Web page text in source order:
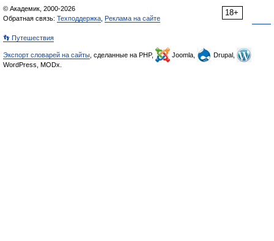
18+
© Академик, 2000-2026
Обратная связь: Техподдержка Реклама на сайте
👣 Путешествия
Экспорт словарей на сайты , сделанные на PHP, Joomla,
Drupal,
WordPress, MODx.